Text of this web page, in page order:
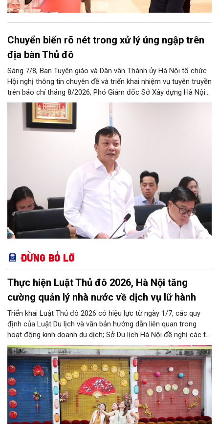
Chuyển biến rõ nét trong xử lý úng ngập trên
địa bàn Thủ đô
Sáng 7/8, Ban Tuyên giáo và Dân vận Thành ủy Hà Nội tổ chức
Hội nghị thông tin chuyên đề và triển khai nhiệm vụ tuyên truyền
trên báo chí tháng 8/2026, Phó Giám đốc Sở Xây dựng Hà Nội
Trương Hải Long đã thông tin về việc tổ chức triển khai thực
hiện các giải pháp về xử lý úng ngập trên địa bàn thành phố.
Đừng bỏ lỡ
Thực hiện Luật Thủ đô 2026, Hà Nội tăng
cường quản lý nhà nước về dịch vụ lữ hành
Triển khai Luật Thủ đô 2026 có hiệu lực từ ngày 1/7, các quy
định của Luật Du lịch và văn bản hướng dẫn liên quan trong
hoạt động kinh doanh du dịch; Sở Du lịch Hà Nội đề nghị các tổ
chức, đơn vị, doanh nghiệp kinh doanh dịch vụ lữ hành trên địa
bàn thành phố thực hiện một số nội dung quan trọng. Qua đó
góp phần thực hiện thắng lợi các mục tiêu phát triển du lịch Hà
Nội năm 2026 và giai đoạn tiếp theo.